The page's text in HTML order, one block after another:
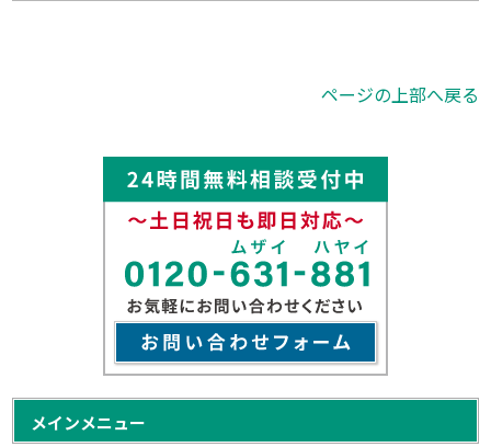
ページの上部へ戻る
メインメニュー